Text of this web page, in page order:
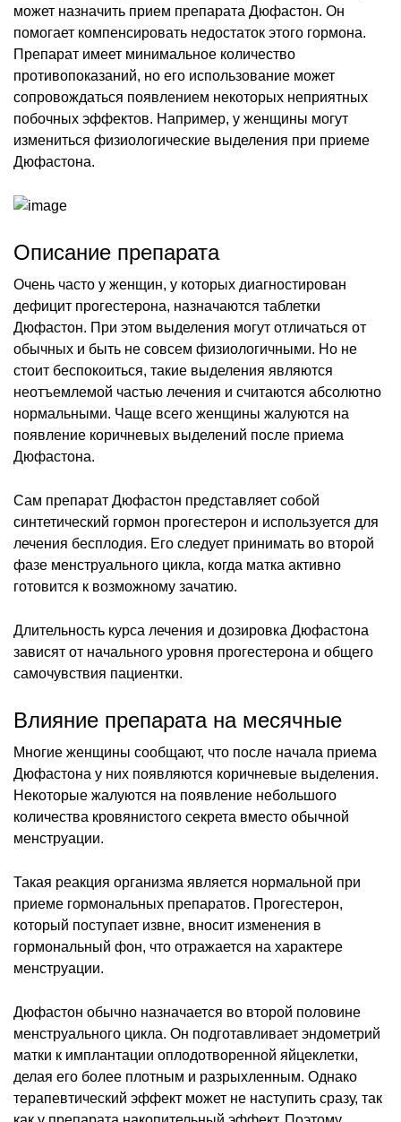
может назначить прием препарата Дюфастон. Он
помогает компенсировать недостаток этого гормона.
Препарат имеет минимальное количество
противопоказаний, но его использование может
сопровождаться появлением некоторых неприятных
побочных эффектов. Например, у женщины могут
измениться физиологические выделения при приеме
Дюфастона.
Описание препарата
Очень часто у женщин, у которых диагностирован
дефицит прогестерона, назначаются таблетки
Дюфастон. При этом выделения могут отличаться от
обычных и быть не совсем физиологичными. Но не
стоит беспокоиться, такие выделения являются
неотъемлемой частью лечения и считаются абсолютно
нормальными. Чаще всего женщины жалуются на
появление коричневых выделений после приема
Дюфастона.
Сам препарат Дюфастон представляет собой
синтетический гормон прогестерон и используется для
лечения бесплодия. Его следует принимать во второй
фазе менструального цикла, когда матка активно
готовится к возможному зачатию.
Длительность курса лечения и дозировка Дюфастона
зависят от начального уровня прогестерона и общего
самочувствия пациентки.
Влияние препарата на месячные
Многие женщины сообщают, что после начала приема
Дюфастона у них появляются коричневые выделения.
Некоторые жалуются на появление небольшого
количества кровянистого секрета вместо обычной
менструации.
Такая реакция организма является нормальной при
приеме гормональных препаратов. Прогестерон,
который поступает извне, вносит изменения в
гормональный фон, что отражается на характере
менструации.
Дюфастон обычно назначается во второй половине
менструального цикла. Он подготавливает эндометрий
матки к имплантации оплодотворенной яйцеклетки,
делая его более плотным и разрыхленным. Однако
терапевтический эффект может не наступить сразу, так